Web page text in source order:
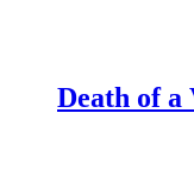
Death of a